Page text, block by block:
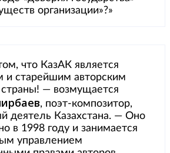
организации»?»
что КазАК является
и старейшим авторским
— возмущается
, поэт-композитор,
деятель Казахстана. — Оно
в 1998 году и занимается
управлением